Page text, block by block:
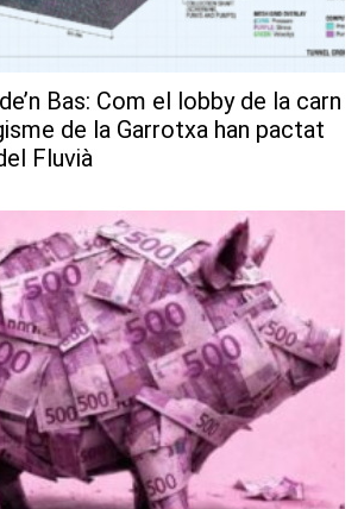
Bas: Com el lobby de la carn
de la Garrotxa han pactat
Fluvià